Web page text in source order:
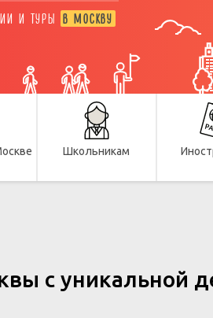
И ТУРЫ В МОСКВУ
Школьникам
с уникальной